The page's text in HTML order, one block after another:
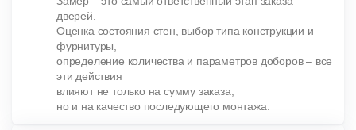
дверей.
Оценка состояния стен, выбор типа конструкции и
фурнитуры,
определение количества и параметров доборов – все
эти действия
влияют не только на сумму заказа,
но и на качество последующего монтажа.